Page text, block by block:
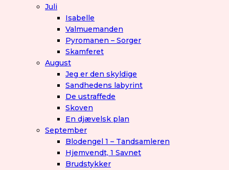
Juli
Isabelle
Valmuemanden
Pyromanen – Sorger
Skamferet
August
Jeg er den skyldige
Sandhedens labyrint
De ustraffede
Skoven
En djævelsk plan
September
Blodengel 1 – Tandsamleren
Hjemvendt, 1 Savnet
Brudstykker